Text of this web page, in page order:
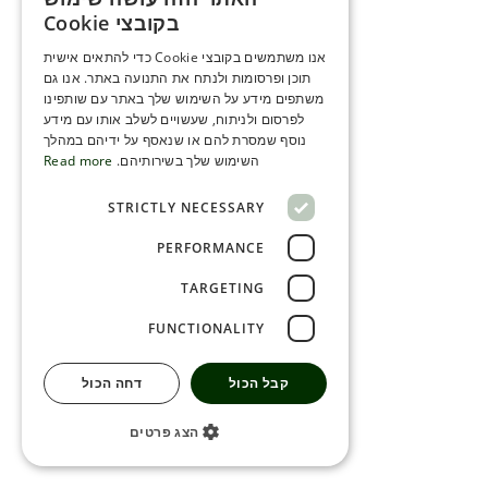
ENGLISH
SERBIA
HEBREW
RUSSIAN
SERBIAN-2
בקובצי Cookie
אנו משתמשים בקובצי Cookie כדי להתאים אישית
תוכן ופרסומות ולנתח את התנועה באתר. אנו גם
משתפים מידע על השימוש שלך באתר עם שותפינו
לפרסום ולניתוח, שעשויים לשלב אותו עם מידע
נוסף שמסרת להם או שנאסף על ידיהם במהלך
השימוש שלך בשירותיהם. Read more
STRICTLY NECESSARY
PERFORMANCE
TARGETING
FUNCTIONALITY
קבל הכול דחה הכול
הצג פרטים